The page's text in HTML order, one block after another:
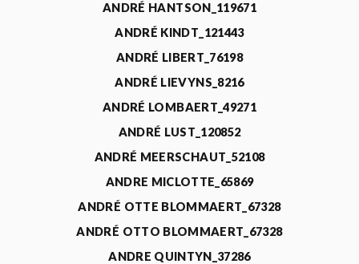
ANDRÉ HANTSON_119671
ANDRÉ KINDT_121443
ANDRÉ LIBERT_76198
ANDRÉ LIEVYNS_8216
ANDRÉ LOMBAERT_49271
ANDRÉ LUST_120852
ANDRÉ MEERSCHAUT_52108
ANDRE MICLOTTE_65869
ANDRÉ OTTE BLOMMAERT_67328
ANDRÉ OTTO BLOMMAERT_67328
ANDRE QUINTYN_37286